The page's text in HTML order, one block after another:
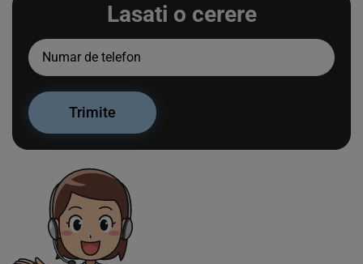
Lasati o cerere